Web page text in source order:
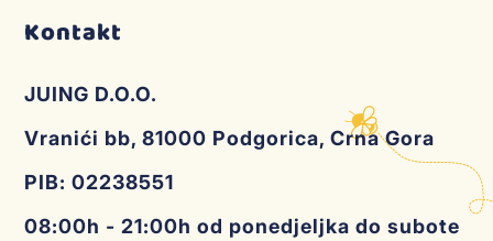
Kontakt
JUING D.O.O.
Vranići bb, 81000 Podgorica, Crna Gora
PIB: 02238551
08:00h - 21:00h od ponedjeljka do subote